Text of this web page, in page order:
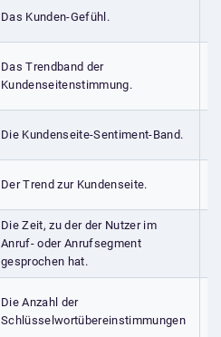
Das Kunden-Gefühl.
Das Trendband der
Kundenseitenstimmung.
Die Kundenseite-Sentiment-Band.
Der Trend zur Kundenseite.
Die Zeit, zu der der Nutzer im
Anruf- oder Anrufsegment
gesprochen hat.
Die Anzahl der
Schlüsselwortübereinstimmungen